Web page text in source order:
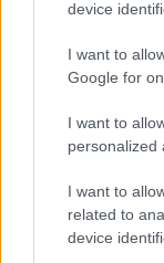
device
I want to
Google for
I want to
personalized
I want to
related to
device
Rengeteg
bejegyzéssel
intelligencia
birkóznunk.
előállításuk